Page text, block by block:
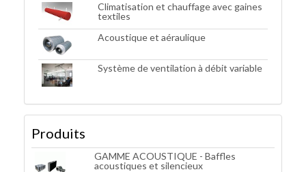
Climatisation et chauffage avec gaines
textiles
Acoustique et aéraulique
Système de ventilation à débit variable
Produits
GAMME ACOUSTIQUE - Baffles
acoustiques et silencieux